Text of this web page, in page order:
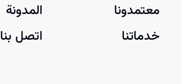
معتمدونا
خدماتنا
المدونة
اتصل بنا